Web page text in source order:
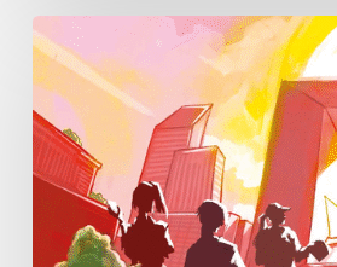
Paris
La
Défense
lance
«
Disparition